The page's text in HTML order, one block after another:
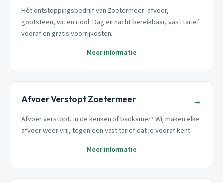
Hét ontstoppingsbedrijf van Zoetermeer: afvoer,
gootsteen, wc en riool. Dag en nacht bereikbaar, vast tarief
vooraf en gratis voorrijkosten.
Meer informatie
Afvoer Verstopt Zoetermeer →
Afvoer verstopt, in de keuken of badkamer? Wij maken elke
afvoer weer vrij, tegen een vast tarief dat je vooraf kent.
Meer informatie